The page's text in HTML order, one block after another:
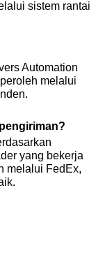
sistem rantai
Automation
melalui
yang bekerja
melalui FedEx,